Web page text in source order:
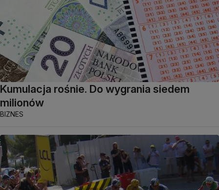
Kumulacja rośnie. Do wygrania siedem
milionów
BIZNES